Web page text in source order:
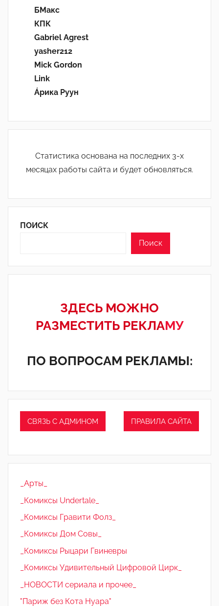
БМакс
КПК
Gabriel Agrest
yasher212
Mick Gordon
Link
Áрика Руун
Статистика основана на последних 3-х
месяцах работы сайта и будет обновляться.
ПОИСК
Поиск
ЗДЕСЬ МОЖНО
РАЗМЕСТИТЬ РЕКЛАМУ
ПО ВОПРОСАМ РЕКЛАМЫ:
СВЯЗЬ С АДМИНОМ ПРАВИЛА САЙТА
_Арты_
_Комиксы Undertale_
_Комиксы Гравити Фолз_
_Комиксы Дом Совы_
_Комиксы Рыцари Гвиневры
_Комиксы Удивительный Цифровой Цирк_
_НОВОСТИ сериала и прочее_
"Париж без Кота Нуара"